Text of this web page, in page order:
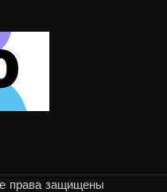
права защищены